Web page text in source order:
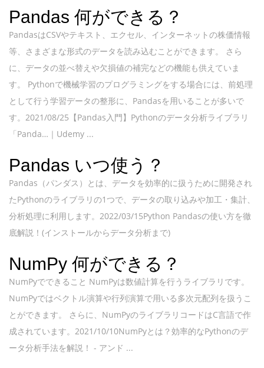
Pandas 何ができる？
PandasはCSVやテキスト、エクセル、インターネットの株価情報
等、さまざまな形式のデータを読み込むことができます。 さら
に、データの並べ替えや欠損値の補完などの機能も供えていま
す。 Pythonで機械学習のプログラミングをする場合には、前処理
として行う学習データの整形に、Pandasを用いることが多いで
す。2021/08/25【Pandas入門】Pythonのデータ分析ライブラリ
「Panda…｜Udemy ...
Pandas いつ使う？
Pandas（パンダス）とは、データを効率的に扱うために開発され
たPythonのライブラリの1つで、データの取り込みや加工・集計、
分析処理に利用します。2022/03/15Python Pandasの使い方を徹
底解説！(インストールからデータ分析まで)
NumPy 何ができる？
NumPyでできること NumPyは数値計算を行うライブラリです。
NumPyではベクトル演算や行列演算で用いる多次元配列を扱うこ
とができます。 さらに、NumPyのライブラリコードはC言語で作
成されています。2021/10/10NumPyとは？効率的なPythonのデ
ータ分析手法を解説！ - アンド ...